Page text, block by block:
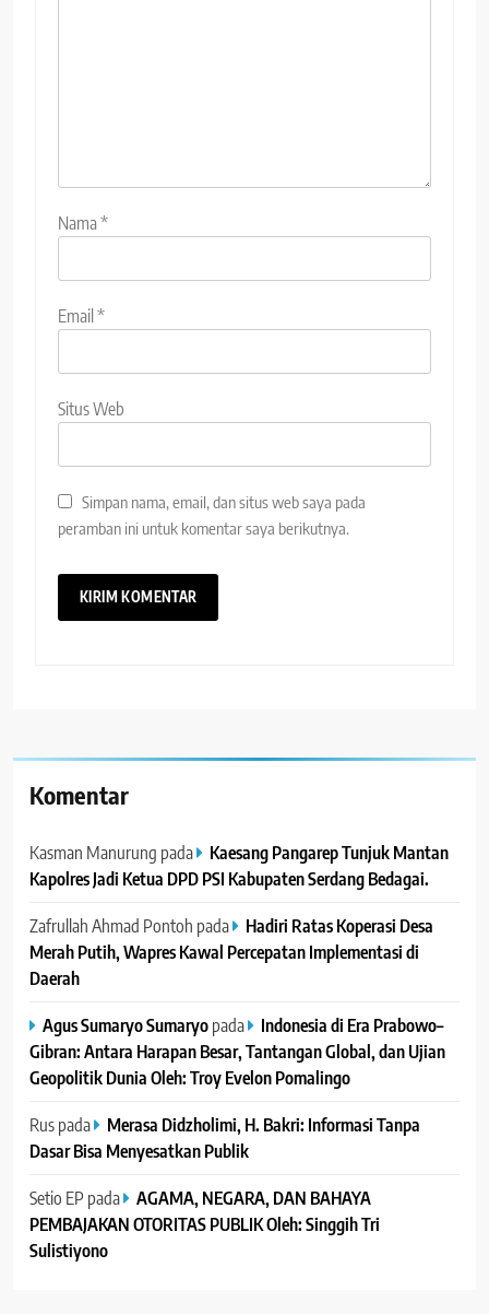
Nama*
Email *
Situs Web
Simpan nama, email, dan situs web saya pada
peramban ini untuk komentar saya berikutnya.
Komentar
Kasman Manurung pada
Kaesang Pangarep Tunjuk Mantan
Kapolres Jadi Ketua DPD PSI Kabupaten Serdang Bedagai. ‎ ‎
Zafrullah Ahmad Pontoh pada
Hadiri Ratas Koperasi Desa
Merah Putih, Wapres Kawal Percepatan Implementasi di
Daerah
Agus Sumaryo Sumaryopada
Indonesia di Era Prabowo–
Gibran: Antara Harapan Besar, Tantangan Global, dan Ujian
Geopolitik Dunia Oleh: Troy Evelon Pomalingo
Ruspada
Merasa Didzholimi, H. Bakri: Informasi Tanpa
Dasar Bisa Menyesatkan Publik
Setio EP pada
AGAMA, NEGARA, DAN BAHAYA
PEMBAJAKAN OTORITAS PUBLIK Oleh: Singgih Tri
Sulistiyono